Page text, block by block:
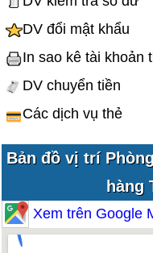
DV đổi mật khẩu
In sao kê tài khoản
DV chuyển tiền
Các dịch vụ thẻ
Bản đồ vị trí
hàng
Xem trên Google